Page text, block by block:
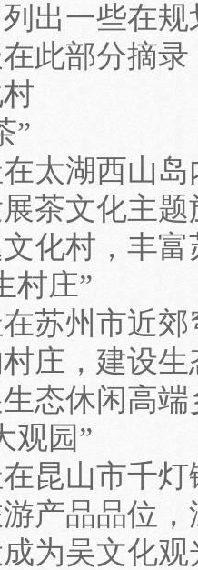
出一些在
此部分摘录
”
太湖西山
茶文化主
化村，丰
村庄”
苏州市近
庄，建设
态休闲高
观园”
昆山市千
产品品位
为吴文化